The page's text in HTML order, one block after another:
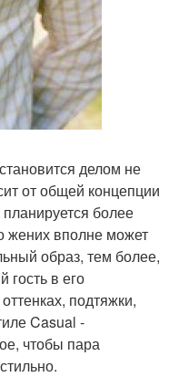
делом не
от общей концепции
более
жених вполне может
образ, тем более,
гость в его
подтяжки,
Casual -
чтобы пара